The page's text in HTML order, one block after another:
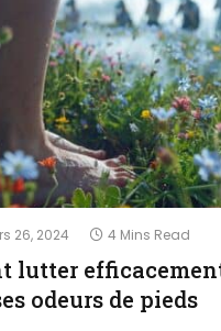
26, 2024 4 Mins Read
lutter
odeurs de pieds